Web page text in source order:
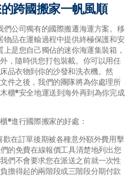
跨國搬家一帆風順
們公司獨有的國際搬遷海運方案。移
物品在運輸過程中提供終極保護和安
是您自己獨佔的迷你海運集裝箱，
，隨時供您打包裝載。你可以用任
品衣物到你的沙發和洗衣機。然
件之後，我們的團隊將為你處理所
櫃®安全地運送到海外再到為你完成
®進行國際搬家的好處：
歡在訂單後期被各種意外額外費用擊
的免費在線報價工具清楚地列出您
們不會要求您在派送之前就一次性
擔得起的兩階段或三階段分期付款